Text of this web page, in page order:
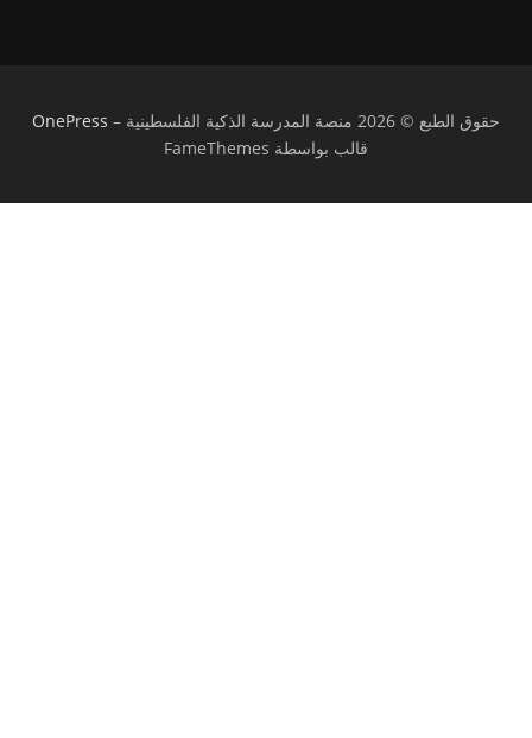
حقوق الطبع © 2026 منصة المدرسة الذكية الفلسطينية –
OnePress
قالب بواسطة FameThemes